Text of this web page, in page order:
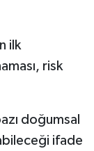
ilk
risk
doğumsal
ifade